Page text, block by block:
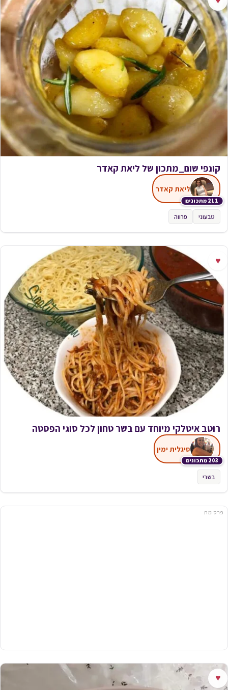
קונפי שום_מתכון של ליאת קאדר
211 מתכונים
ליאת קאדר
טבעוני פרווה
♥
רוטב ‏איטלקי מיוחד עם ‏בשר טחון לכל סוגי הפסטה
203 מתכונים
סיגלית ימין
בשרי
פרסומת
♥